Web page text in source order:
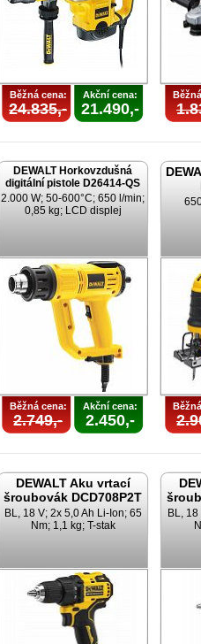
Běžná cena:
24.835,-
Akční cena:
21.490,-
DEWALT Horkovzdušná
digitální pistole D26414-QS
2.000 W; 50-600°C; 650 l/min;
0,85 kg; LCD displej
Běžná cena:
2.749,-
Akční cena:
2.450,-
DEWALT Aku vrtací
šroubovák DCD708P2T
BL, 18 V; 2x 5,0 Ah Li-Ion; 65
Nm; 1,1 kg; T-stak
BL,